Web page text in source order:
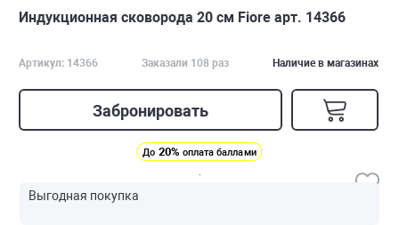
Индукционная сковорода 20 см Fiore арт. 14366
Артикул: 14366 Заказали 108 раз Наличие в магазинах
Забронировать
До 20% оплата баллами
Выгодная покупка